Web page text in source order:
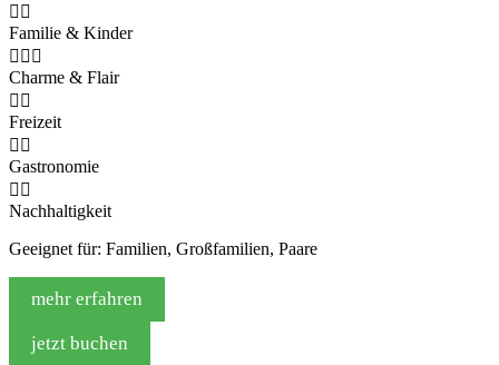
 
Familie & Kinder
  
Charme & Flair
 
Freizeit
 
Gastronomie
 
Nachhaltigkeit
Geeignet für: Familien, Großfamilien, Paare
mehr erfahren
jetzt buchen